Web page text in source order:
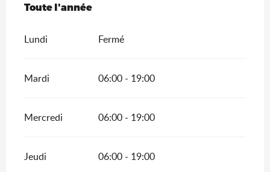
Toute l'année
Toute l'année
Lundi Fermé
Mardi 06:00 - 19:00
Mercredi 06:00 - 19:00
Jeudi 06:00 - 19:00